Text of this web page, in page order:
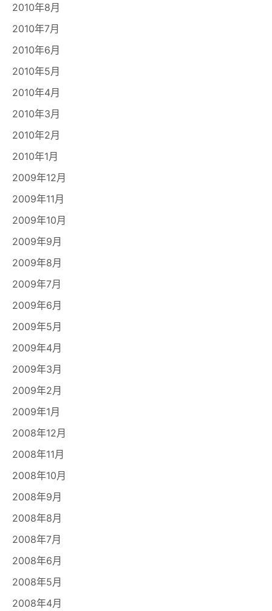
2010年8月
2010年7月
2010年6月
2010年5月
2010年4月
2010年3月
2010年2月
2010年1月
2009年12月
2009年11月
2009年10月
2009年9月
2009年8月
2009年7月
2009年6月
2009年5月
2009年4月
2009年3月
2009年2月
2009年1月
2008年12月
2008年11月
2008年10月
2008年9月
2008年8月
2008年7月
2008年6月
2008年5月
2008年4月